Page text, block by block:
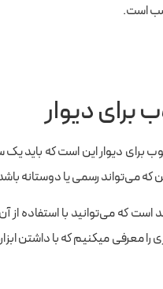
است.
دیوار
برای دیوار این است که باید
که می‌تواند رسمی یا دوستانه
که می‌توانید با استفاده از
را معرفی میکنیم که با داشتن